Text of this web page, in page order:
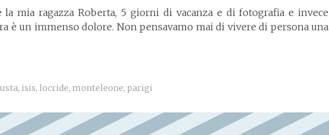
la mia ragazza Roberta, 5 giorni di vacanza e di fotografia e invece
è un immenso dolore. Non pensavamo mai di vivere di persona una
, isis, locride, monteleone, parigi